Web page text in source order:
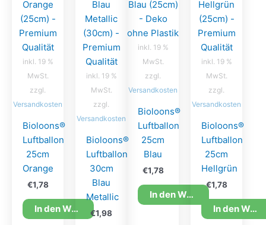
inkl. 19 %
MwSt.
zzgl.
Versandkosten
Bioloons®
Luftballon
25cm
Orange
€1,78
In den Warenkorb
inkl. 19 %
MwSt.
zzgl.
Versandkosten
Bioloons®
Luftballon
30cm
Blau
Metallic
€1,98
inkl. 19 %
MwSt.
zzgl.
Versandkosten
Bioloons®
Luftballon
25cm
Blau
€1,78
In den Warenkorb
inkl. 19 %
MwSt.
zzgl.
Versandkosten
Bioloons®
Luftballon
25cm
Hellgrün
€1,78
In den Warenkorb